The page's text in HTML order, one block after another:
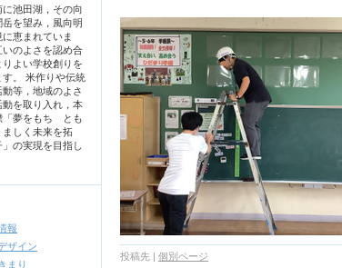
池田湖，その向
岳を望み，風向明
恵まれていま
のよさを認め合
りよい学校創りを
す。 米作りや伝統
等，地域のよさ
動を取り入れ，本
「夢をもち とも
しく未来を拓
の実現を目指し
報
ザイン
まり
投稿先 | 個別ページ